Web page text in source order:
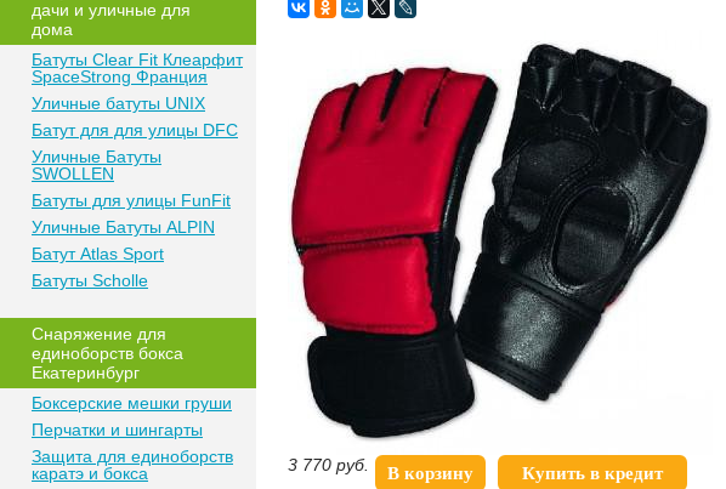
дачи и уличные для
дома
Батуты Clear Fit Клеарфит
SpaceStrong Франция
Уличные батуты UNIX
Батут для для улицы DFC
Уличные Батуты
SWOLLEN
Батуты для улицы FunFit
Уличные Батуты ALPIN
Батут Atlas Sport
Батуты Scholle
Снаряжение для
единоборств бокса
Екатеринбург
Боксерские мешки груши
Перчатки и шингарты
Защита для единоборств
каратэ и бокса
3 770 руб. В корзину
Купить в кредит